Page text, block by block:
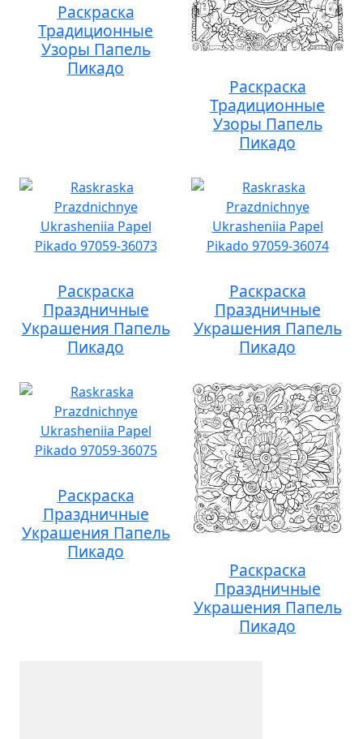
Раскраска
Традиционные
Узоры Папель
Пикадо
Раскраска
Традиционные
Узоры Папель
Пикадо
Раскраска
Праздничные
Украшения Папель
Пикадо
Раскраска
Праздничные
Украшения Папель
Пикадо
Раскраска
Праздничные
Украшения Папель
Пикадо
Раскраска
Праздничные
Украшения Папель
Пикадо